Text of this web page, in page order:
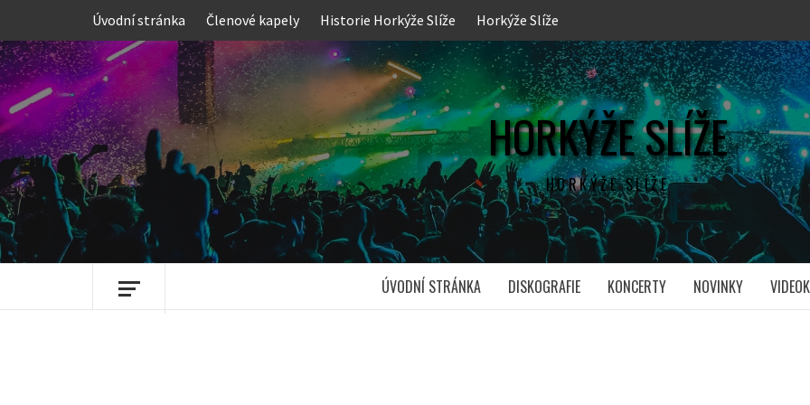
content
Úvodní stránka Členové kapely Historie Horkýže Slíže Horkýže Slíže
HORKÝŽE SLÍŽE
HORKÝŽE SLÍŽE
ÚVODNÍ STRÁNKA DISKOGRAFIE KONCERTY NOVINKY